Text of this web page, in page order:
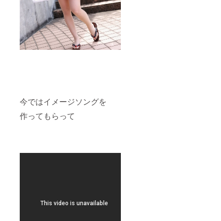
今ではイメージソングを
作ってもらって